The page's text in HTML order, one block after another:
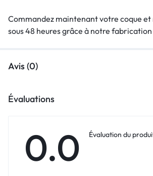
Commandez maintenant votre coque
sous 48 heures grâce à notre
Avis (0)
Évaluations
0.0 Évaluation du